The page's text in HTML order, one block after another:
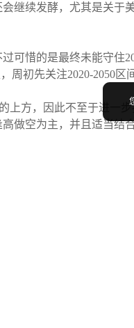
继续发酵，尤其是关于
可惜的是最终未能守住
初先关注2020-2050区间
上方，因此不至于进一
做空为主，并且适当结